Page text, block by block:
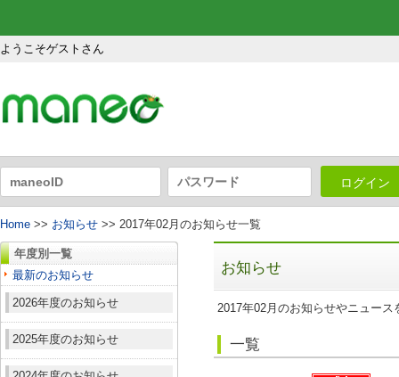
ようこそゲストさん
ログイン
Home >> お知らせ >> 2017年02月のお知らせ一覧
年度別一覧
最新のお知らせ
2026年度のお知らせ
2025年度のお知らせ
お知らせ
2017年02月のお知らせやニュース
一覧